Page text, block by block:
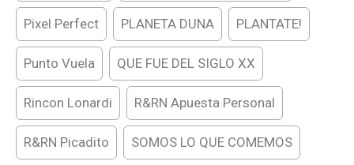
Pixel Perfect PLANETA DUNA PLANTATE!
Punto Vuela QUE FUE DEL SIGLO XX
Rincon Lonardi R&RN Apuesta Personal
R&RN Picadito SOMOS LO QUE COMEMOS